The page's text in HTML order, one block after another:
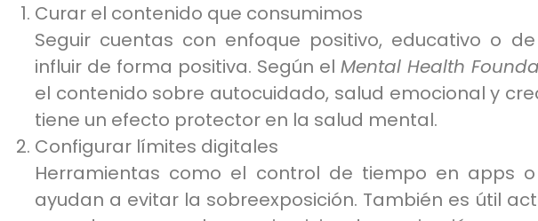
Curar el contenido que consumimos
Seguir cuentas con enfoque positivo, educativo o
influir de forma positiva. Según el Mental Health
el contenido sobre autocuidado, salud emocional y
tiene un efecto protector en la salud mental.
Configurar límites digitales
Herramientas como el control de tiempo en apps
ayudan a evitar la sobreexposición. También es útil